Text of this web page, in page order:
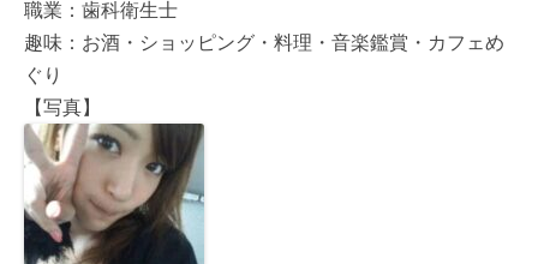
職業：歯科衛生士
趣味：お酒・ショッピング・料理・音楽鑑賞・カフェめ
ぐり
【写真】